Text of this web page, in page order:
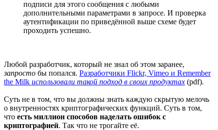
подписи для этого сообщения с любыми
дополнительными параметрами в запросе. И проверка
аутентификации по приведённой выше схеме будет
проходить успешно.
Любой разработчик, который не знал об этом заранее,
запросто бы попался. Разработчики Flickr, Vimeo и Remember
the Milk использовали такой подход в своих продуктах (pdf).
Суть не в том, что вы должны знать каждую скрытую мелочь
о внутренностях криптографических функций. Суть в том,
что есть миллион способов наделать ошибок с
криптографией. Так что не трогайте её.